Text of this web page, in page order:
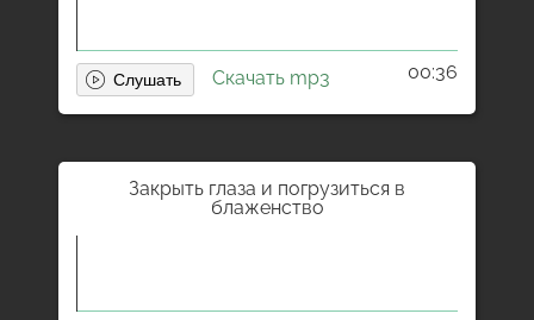
Скачать mp3 00:36
Закрыть глаза и погрузиться в
блаженство